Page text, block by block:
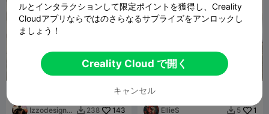
Izzodesign7
 238 143
PS5用モバイルバッテリーサ
EllieS  5 1
ルとインタラクションして限定ポイントを獲得し、Creality
Cloudアプリならではのさらなるサプライズをアンロックし
ましょう！
Creality Cloud で開く
キャンセル